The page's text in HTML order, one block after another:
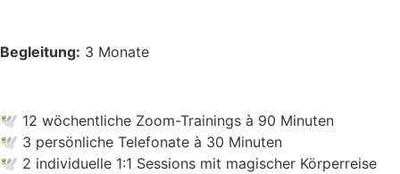
Begleitung: 3 Monate
🕊 12 wöchentliche Zoom-Trainings à 90 Minuten
🕊 3 persönliche Telefonate à 30 Minuten
🕊 2 individuelle 1:1 Sessions mit magischer Körperreise